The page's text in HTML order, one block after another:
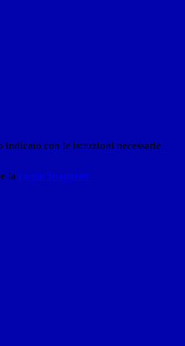
con le istruzioni necessarie.
la Login Spaggiari